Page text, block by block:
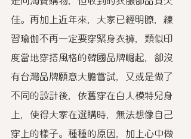
佳。再加上近年來，大家已經明瞭，練
習瑜伽不再一定要穿緊身衣褲，類似印
度當地穿搭風格的韓國品牌崛起，卻沒
有台灣品牌願意大膽嘗試，又或是做了
不同的設計後，依舊穿在白人模特兒身
上，使得大家在選購時，無法想像自己
穿上的樣子。種種的原因，加上心中做